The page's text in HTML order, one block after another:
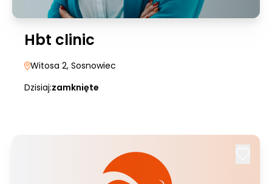
Hbt clinic
Witosa 2, Sosnowiec
Dzisiaj:zamknięte